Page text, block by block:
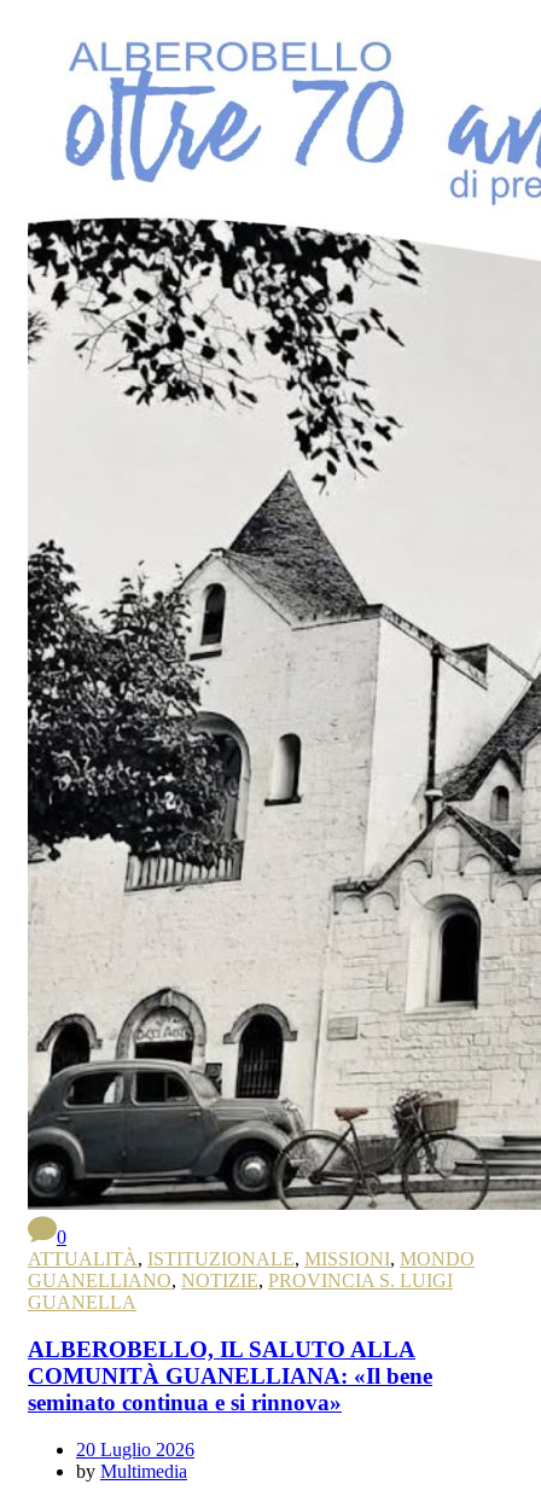
0
ATTUALITÀ, ISTITUZIONALE, MISSIONI, MONDO
GUANELLIANO, NOTIZIE, PROVINCIA S. LUIGI
GUANELLA
ALBEROBELLO, IL SALUTO ALLA
COMUNITÀ GUANELLIANA: «Il bene
seminato continua e si rinnova»
20 Luglio 2026
by Multimedia